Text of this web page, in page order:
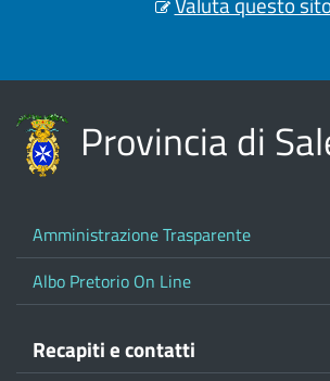
Provincia di
Amministrazione Trasparente
Albo Pretorio On Line
Recapiti e contatti